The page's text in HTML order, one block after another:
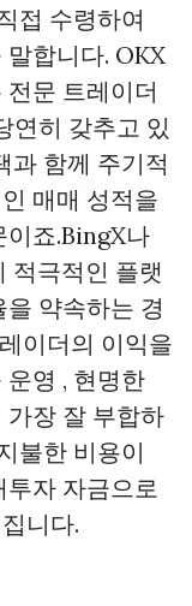
접 수령하여
합니다. OKX
문 트레이더
연히 갖추고 있
과 함께 주기적
매매 성적을
이죠.BingX나
적극적인 플랫
약속하는 경
이더의 이익을
영 , 현명한
가장 잘 부합하
불한 비용이
자 자금으로
니다.